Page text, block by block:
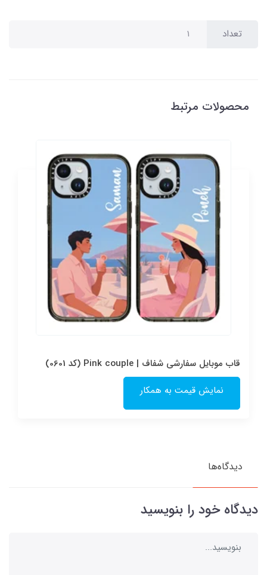
تعداد
محصولات مرتبط
قاب موبایل سفارشی شفاف | Pink couple (کد 0601)
نمایش قیمت به همکار
دیدگاه‌ها
دیدگاه خود را بنویسید